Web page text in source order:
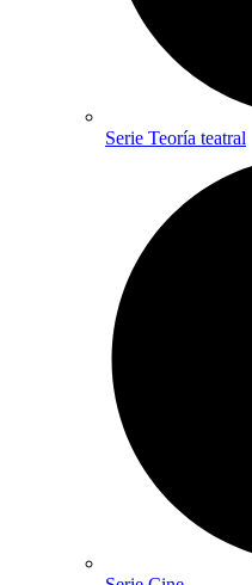
Serie Teoría teatral